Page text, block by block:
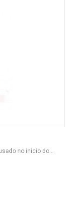
no inicio do...